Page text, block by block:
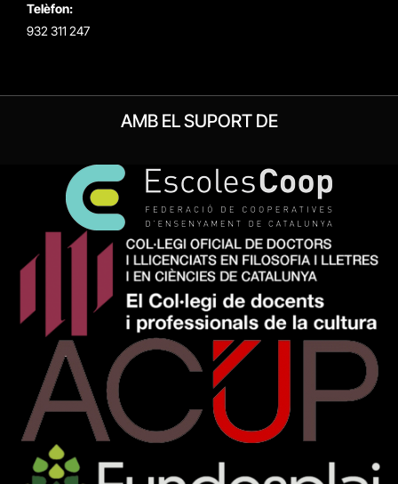
Telèfon:
932 311 247
AMB EL SUPORT DE